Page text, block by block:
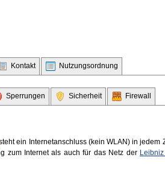
Kontakt Nutzungsordnung
Sperrungen Sicherheit Firewall
ein Internetanschluss (kein WLAN) in jedem
zum Internet als auch für das Netz der